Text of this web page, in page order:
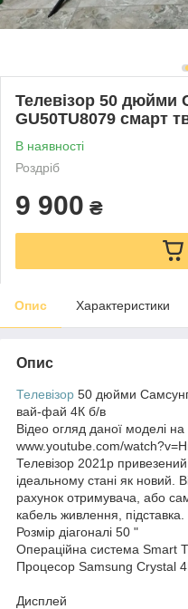
Телевізор 50 дюйми
GU50TU8079 смарт
В наявності
Роздріб
9 900 ₴
Опис Характеристики
Опис
Телевізор 50 дюйми
вай-фай 4К б/в
Відео огляд даної моделі
www.youtube.com/
Телевізор 2021р
ідеальному стані як новий.
рахунок отримувача, або
кабель живлення,
Розмір діагоналі 50 "
Операційна система Smart
Процесор Samsung Crystal
Дисплей